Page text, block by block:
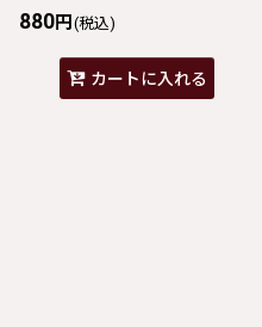
880円 (税込)
カートに入れる